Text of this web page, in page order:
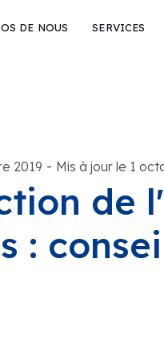
DE NOUS SERVICES
2019 - Mis à jour le 1
de
: